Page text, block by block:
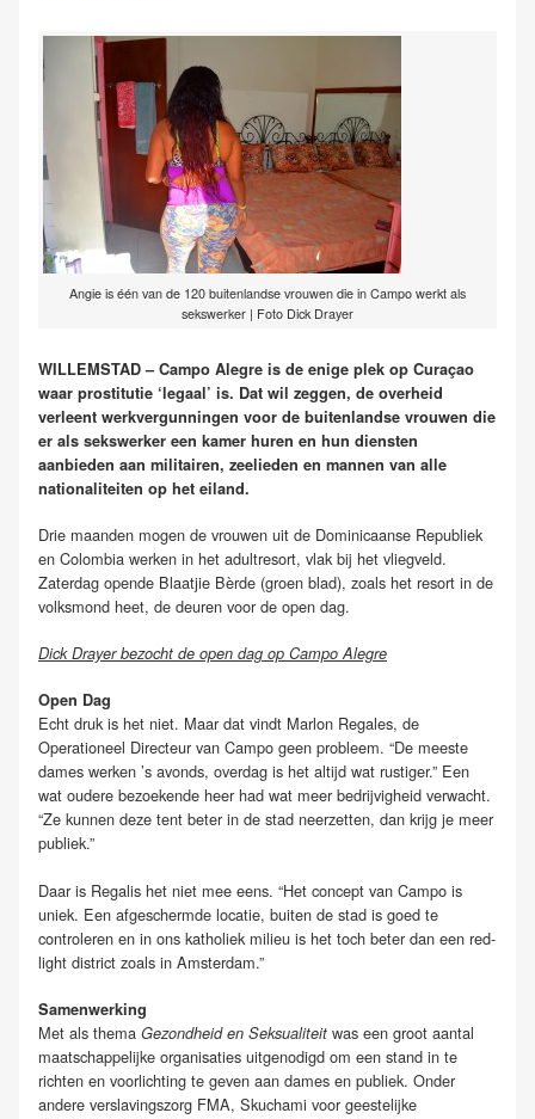
Angie is één van de 120 buitenlandse vrouwen die in Campo werkt als
sekswerker | Foto Dick Drayer
WILLEMSTAD – Campo Alegre is de enige plek op Curaçao
waar prostitutie ‘legaal’ is. Dat wil zeggen, de overheid
verleent werkvergunningen voor de buitenlandse vrouwen die
er als sekswerker een kamer huren en hun diensten
aanbieden aan militairen, zeelieden en mannen van alle
nationaliteiten op het eiland.
Drie maanden mogen de vrouwen uit de Dominicaanse Republiek
en Colombia werken in het adultresort, vlak bij het vliegveld.
Zaterdag opende Blaatjie Bèrde (groen blad), zoals het resort in de
volksmond heet, de deuren voor de open dag.
Dick Drayer bezocht de open dag op Campo Alegre
Open Dag
Echt druk is het niet. Maar dat vindt Marlon Regales, de
Operationeel Directeur van Campo geen probleem. “De meeste
dames werken ’s avonds, overdag is het altijd wat rustiger.” Een
wat oudere bezoekende heer had wat meer bedrijvigheid verwacht.
“Ze kunnen deze tent beter in de stad neerzetten, dan krijg je meer
publiek.”
Daar is Regalis het niet mee eens. “Het concept van Campo is
uniek. Een afgeschermde locatie, buiten de stad is goed te
controleren en in ons katholiek milieu is het toch beter dan een red-
light district zoals in Amsterdam.”
Samenwerking
Met als thema Gezondheid en Seksualiteit was een groot aantal
maatschappelijke organisaties uitgenodigd om een stand in te
richten en voorlichting te geven aan dames en publiek. Onder
andere verslavingszorg FMA, Skuchami voor geestelijke